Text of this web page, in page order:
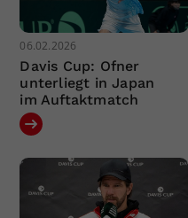
06.02.2026
Davis Cup: Ofner
unterliegt in Japan
im Auftaktmatch